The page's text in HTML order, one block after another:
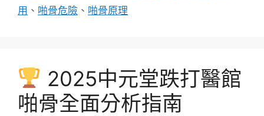
籤
用 、 啪骨危險 、 啪骨原理
2025中元堂跌打醫館
啪骨全面分析指南